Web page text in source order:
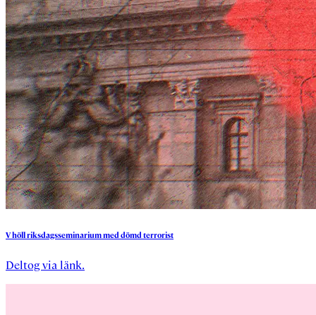
Vhöllriksdagsseminariummeddömdterrorist
Deltog via länk.